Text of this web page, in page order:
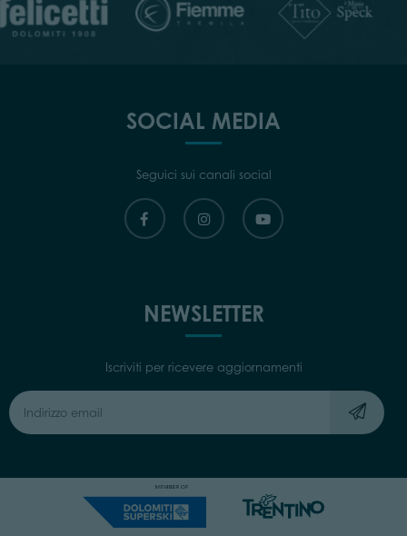
SOCIAL MEDIA
Seguici sui canali social
NEWSLETTER
Iscriviti per ricevere aggiornamenti